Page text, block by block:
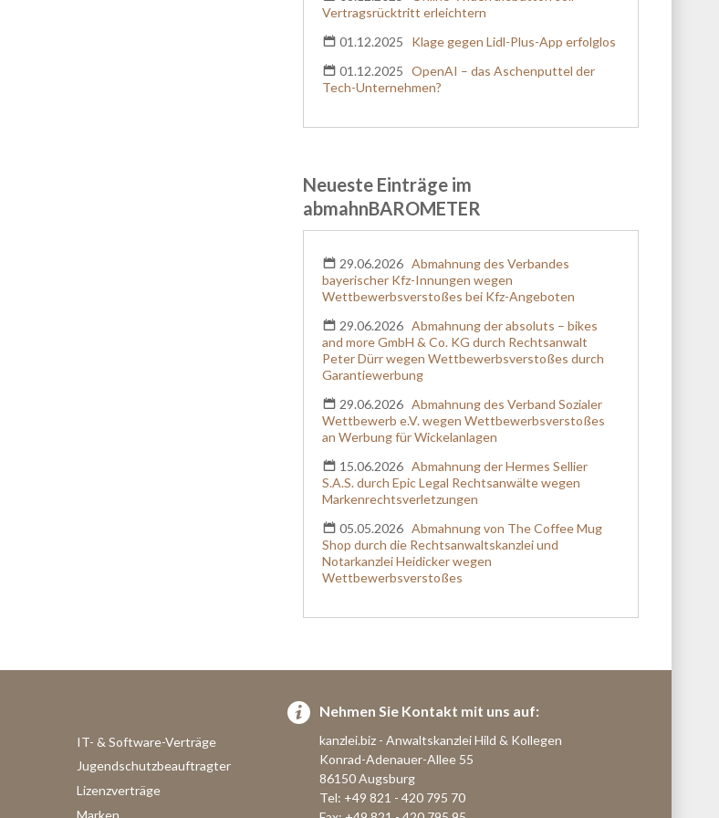
Vertragsrücktritt erleichtern
01.12.2025
Klage gegen Lidl-Plus-App erfolglos
01.12.2025 OpenAI – das Aschenputtel der
Tech-Unternehmen?
Neueste Einträge im
abmahnBAROMETER
29.06.2026 Abmahnung des Verbandes
bayerischer Kfz-Innungen wegen
Wettbewerbsverstoßes bei Kfz-Angeboten
29.06.2026 Abmahnung der absoluts – bikes
and more GmbH & Co. KG durch Rechtsanwalt
Peter Dürr wegen Wettbewerbsverstoßes durch
Garantiewerbung
29.06.2026 Abmahnung des Verband Sozialer
Wettbewerb e.V. wegen Wettbewerbsverstoßes
an Werbung für Wickelanlagen
15.06.2026 Abmahnung der Hermes Sellier
S.A.S. durch Epic Legal Rechtsanwälte wegen
Markenrechtsverletzungen
05.05.2026 Abmahnung von The Coffee Mug
Shop durch die Rechtsanwaltskanzlei und
Notarkanzlei Heidicker wegen
Wettbewerbsverstoßes
IT- & Software-Verträge
Jugendschutzbeauftragter
Lizenzverträge
Marken
Nehmen Sie Kontakt mit uns auf:
kanzlei.biz - Anwaltskanzlei Hild & Kollegen
Konrad-Adenauer-Allee 55
86150 Augsburg
Tel: +49 821 - 420 795 70